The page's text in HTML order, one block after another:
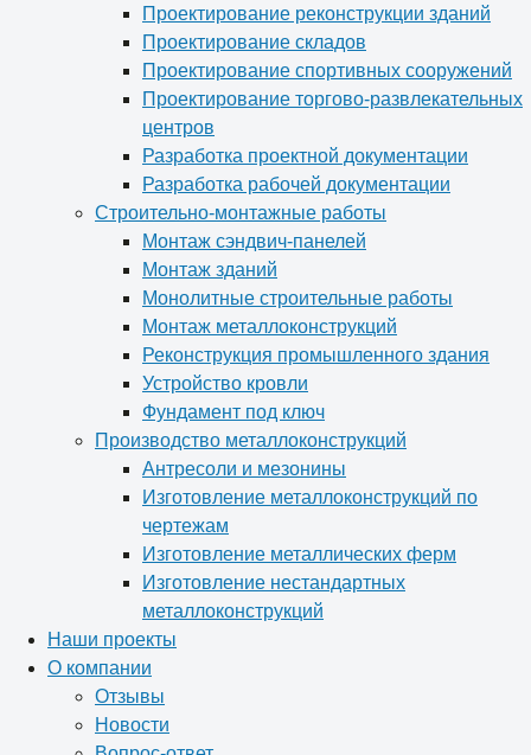
Проектирование реконструкции зданий
Проектирование складов
Проектирование спортивных сооружений
Проектирование торгово-развлекательных
центров
Разработка проектной документации
Разработка рабочей документации
Строительно-монтажные работы
Монтаж сэндвич-панелей
Монтаж зданий
Монолитные строительные работы
Монтаж металлоконструкций
Реконструкция промышленного здания
Устройство кровли
Фундамент под ключ
Производство металлоконструкций
Антресоли и мезонины
Изготовление металлоконструкций по
чертежам
Изготовление металлических ферм
Изготовление нестандартных
металлоконструкций
Наши проекты
О компании
Отзывы
Новости